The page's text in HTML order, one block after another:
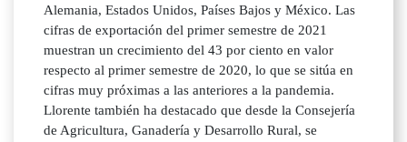
Alemania, Estados Unidos, Países Bajos y México. Las
cifras de exportación del primer semestre de 2021
muestran un crecimiento del 43 por ciento en valor
respecto al primer semestre de 2020, lo que se sitúa en
cifras muy próximas a las anteriores a la pandemia.
Llorente también ha destacado que desde la Consejería
de Agricultura, Ganadería y Desarrollo Rural, se